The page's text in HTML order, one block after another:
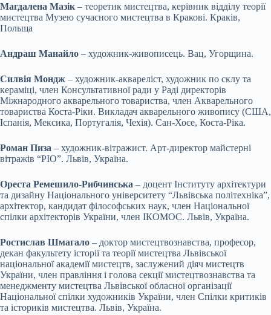
Магдалена Мазік – теоретик мистецтва, керівник відділу теорії
мистецтва Музею сучасного мистецтва в Кракові. Краків,
Польща
Андраш Манайло – художник-живописець. Вац, Угорщина.
Силвія Мондж – художник-аквареліст, художник по склу та
кераміці, член Консультативної ради у Раді директорів
Міжнародного акварельного товариства, член Акварельного
товариства Коста-Ріки. Викладач акварельного живопису (США,
Іспанія, Мексика, Португалія, Чехія). Сан-Хосе, Коста-Ріка.
Роман Пиза – художник-вітражист. Арт-директор майстерні
вітражів “РІО”. Львів, Україна.
Ореста Ремешило-Рибчинська – доцент Інституту архітектури
та дизайну Національного університету “Львівська політехніка”,
архітектор, кандидат філософських наук, член Національної
спілки архітекторів України, член ІКОМОС. Львів, Україна.
Ростислав Шмагало – доктор мистецтвознавства, професор,
декан факультету історії та теорії мистецтва Львівської
національної академії мистецтв, заслужений діяч мистецтв
України, член правління і голова секції мистецтвознавства та
менеджменту мистецтва Львівської обласної організації
Національної спілки художників України, член Спілки критиків
та істориків мистецтва. Львів, Україна.